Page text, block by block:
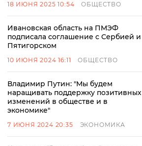
18 ИЮНЯ 2025 10:54 ОБЩЕСТВО
Ивановская область на ПМЭФ
подписала соглашение с Сербией и
Пятигорском
10 ИЮНЯ 2024 16:11 ОБЩЕСТВО
Владимир Путин: "Мы будем
наращивать поддержку позитивных
изменений в обществе и в
экономике"
7 ИЮНЯ 2024 20:35 ЭКОНОМИКА